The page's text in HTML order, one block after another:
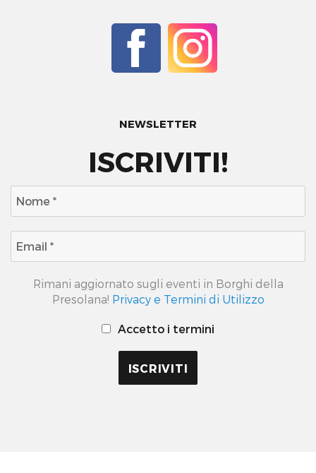
NEWSLETTER
ISCRIVITI!
Rimani aggiornato sugli eventi in Borghi della
Presolana! Privacy e Termini di Utilizzo
Accetto i termini